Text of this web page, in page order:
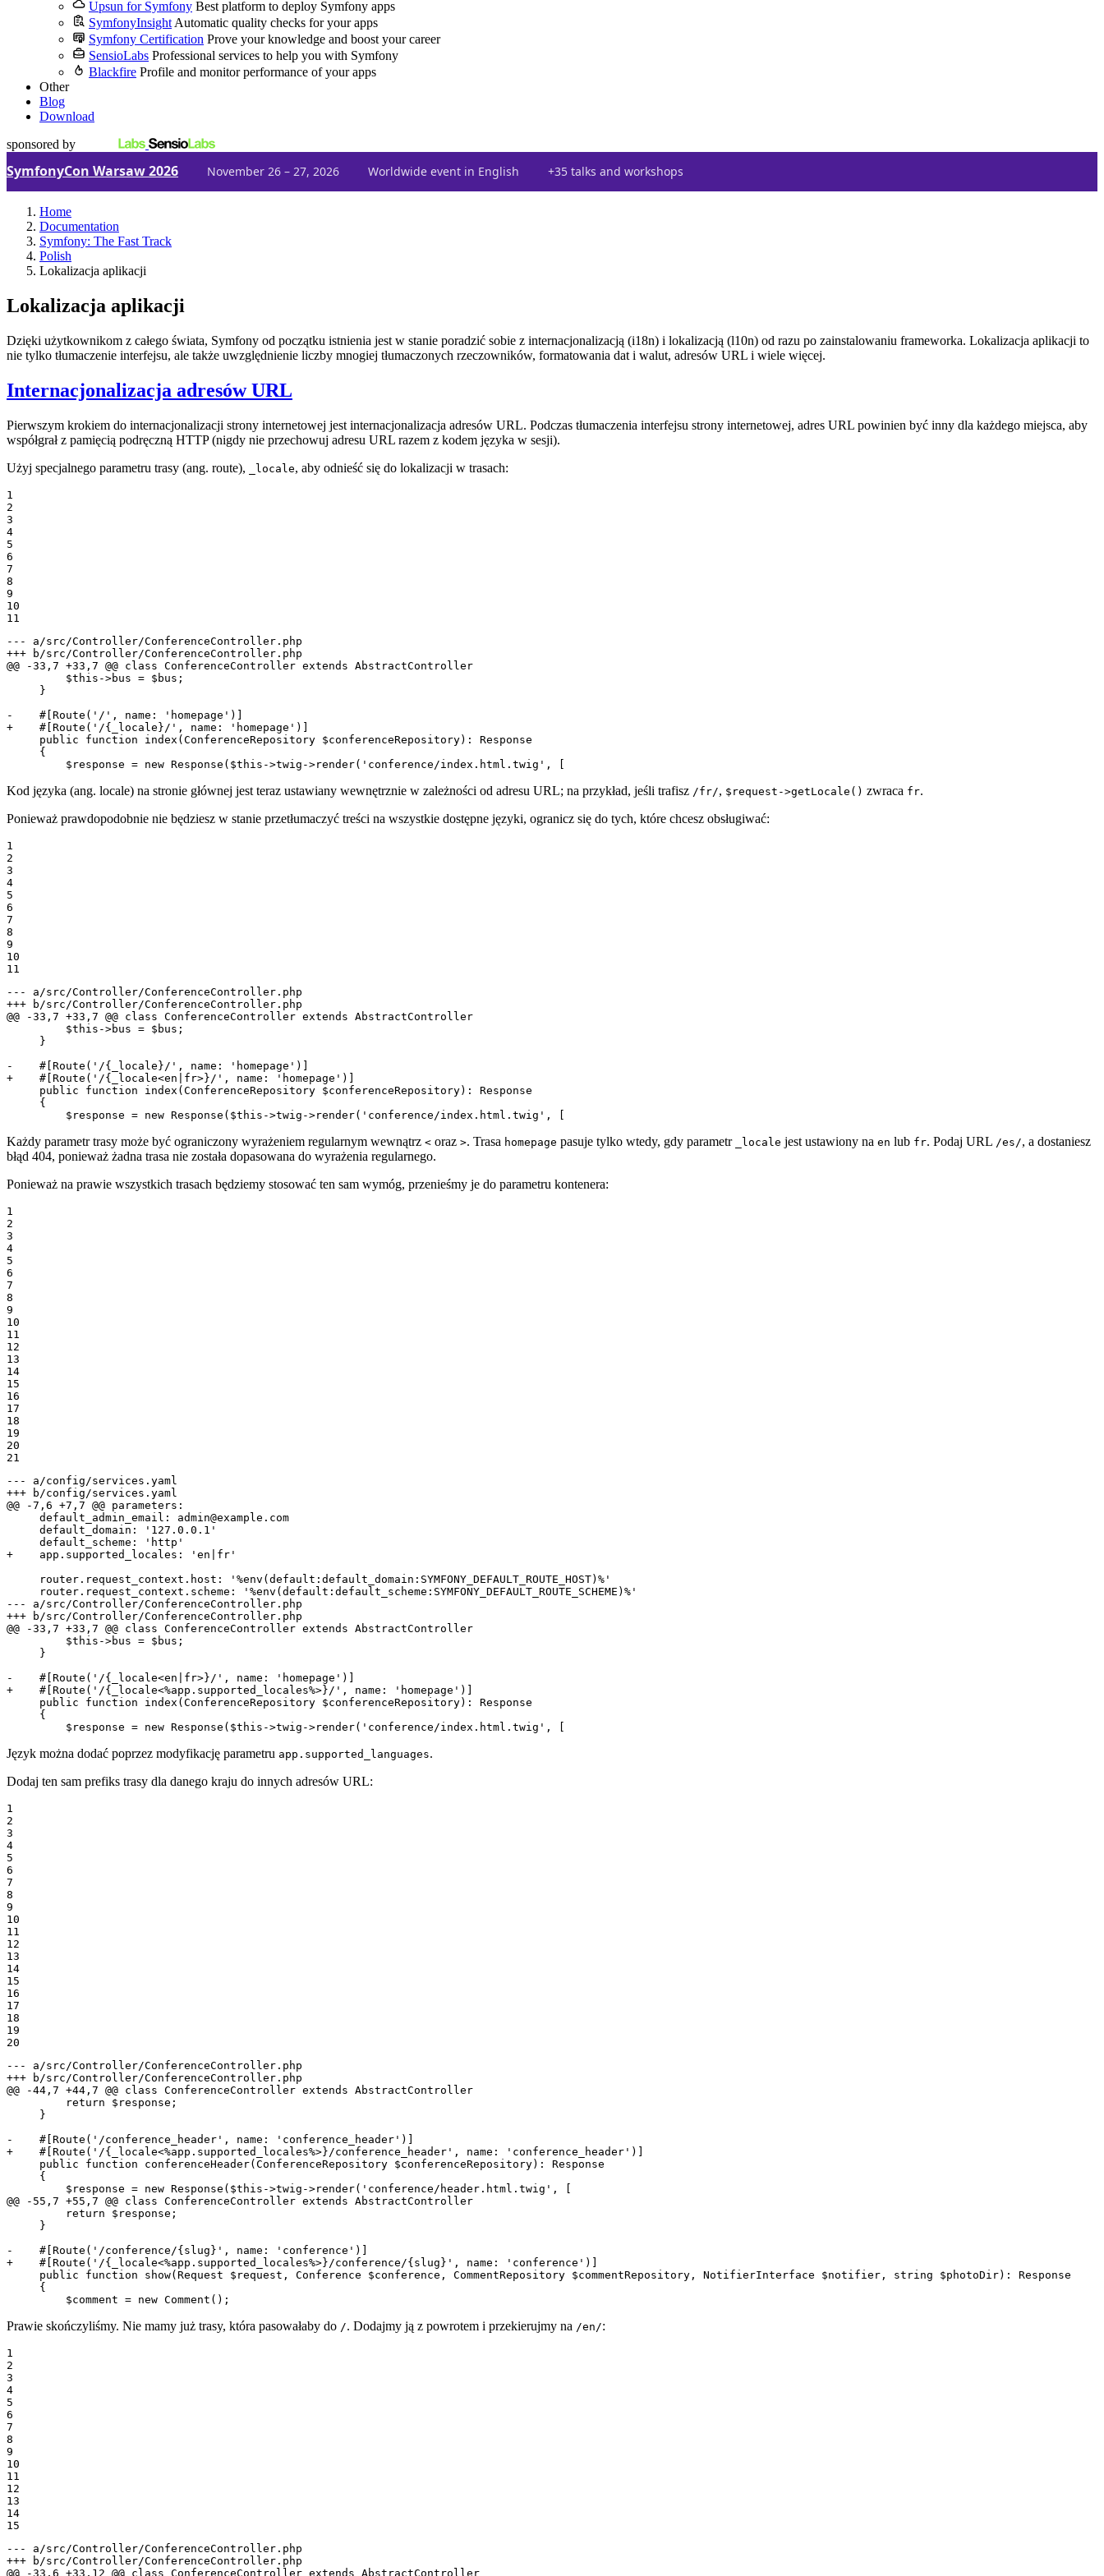
Upsun for Symfony Best platform to deploy Symfony apps
SymfonyInsight Automatic quality checks for your apps
Symfony Certification Prove your knowledge and boost your career
SensioLabs Professional services to help you with Symfony
Blackfire Profile and monitor performance of your apps
Other
Blog
Download
sponsored by
SymfonyCon Warsaw 2026 November 26 – 27, 2026 Worldwide event in English +35 talks and workshops
Home
Documentation
Symfony: The Fast Track
Polish
Lokalizacja aplikacji
Lokalizacja aplikacji
Dzięki użytkownikom z całego świata, Symfony od początku istnienia jest w stanie poradzić sobie z internacjonalizacją (i18n) i lokalizacją (l10n) od razu po zainstalowaniu frameworka. Lokalizacja aplikacji to
nie tylko tłumaczenie interfejsu, ale także uwzględnienie liczby mnogiej tłumaczonych rzeczowników, formatowania dat i walut, adresów URL i wiele więcej.
Internacjonalizacja adresów URL
Pierwszym krokiem do internacjonalizacji strony internetowej jest internacjonalizacja adresów URL. Podczas tłumaczenia interfejsu strony internetowej, adres URL powinien być inny dla każdego miejsca, aby
współgrał z pamięcią podręczną HTTP (nigdy nie przechowuj adresu URL razem z kodem języka w sesji).
Użyj specjalnego parametru trasy (ang. route),
_locale, aby odnieść się do lokalizacji w trasach:
1
2
3
4
5
6
7
8
9
10
11
--- a/src/Controller/ConferenceController.php
+++ b/src/Controller/ConferenceController.php
@@ -33,7 +33,7 @@ class ConferenceController extends AbstractController
         $this->bus = $bus;
     }
-    #[Route('/', name: 'homepage')]
+    #[Route('/{_locale}/', name: 'homepage')]
     public function index(ConferenceRepository $conferenceRepository): Response
     {
         $response = new Response($this->twig->render('conference/index.html.twig', [
Kod języka (ang. locale) na stronie głównej jest teraz ustawiany wewnętrznie w zależności od adresu URL; na przykład, jeśli trafisz /fr/, $request->getLocale() zwraca fr.
Ponieważ prawdopodobnie nie będziesz w stanie przetłumaczyć treści na wszystkie dostępne języki, ogranicz się do tych, które chcesz obsługiwać:
1
2
3
4
5
6
7
8
9
10
11
--- a/src/Controller/ConferenceController.php
+++ b/src/Controller/ConferenceController.php
@@ -33,7 +33,7 @@ class ConferenceController extends AbstractController
         $this->bus = $bus;
     }
-    #[Route('/{_locale}/', name: 'homepage')]
+    #[Route('/{_locale<en|fr>}/', name: 'homepage')]
     public function index(ConferenceRepository $conferenceRepository): Response
     {
         $response = new Response($this->twig->render('conference/index.html.twig', [
Każdy parametr trasy może być ograniczony wyrażeniem regularnym wewnątrz < oraz >. Trasa homepage pasuje tylko wtedy, gdy parametr _locale jest ustawiony na en lub fr. Podaj URL /es/, a dostaniesz
błąd 404, ponieważ żadna trasa nie została dopasowana do wyrażenia regularnego.
Ponieważ na prawie wszystkich trasach będziemy stosować ten sam wymóg, przenieśmy je do parametru kontenera:
1
2
3
4
5
6
7
8
9
10
11
12
13
14
15
16
17
18
19
20
21
--- a/config/services.yaml
+++ b/config/services.yaml
@@ -7,6 +7,7 @@ parameters:
     default_admin_email: admin@example.com
     default_domain: '127.0.0.1'
+    app.supported_locales: 'en|fr'
     router.request_context.host: '%env(default:default_domain:SYMFONY_DEFAULT_ROUTE_HOST)%'
--- a/src/Controller/ConferenceController.php
+++ b/src/Controller/ConferenceController.php
@@ -33,7 +33,7 @@ class ConferenceController extends AbstractController
         $this->bus = $bus;
     }
-    #[Route('/{_locale<en|fr>}/', name: 'homepage')]
+    #[Route('/{_locale<%app.supported_locales%>}/', name: 'homepage')]
     public function index(ConferenceRepository $conferenceRepository): Response
     {
         $response = new Response($this->twig->render('conference/index.html.twig', [
Język można dodać poprzez modyfikację parametru app.supported_languages.
Dodaj ten sam prefiks trasy dla danego kraju do innych adresów URL:
1
2
3
4
5
6
7
8
9
10
11
12
13
14
15
16
17
18
19
20
--- a/src/Controller/ConferenceController.php
+++ b/src/Controller/ConferenceController.php
@@ -44,7 +44,7 @@ class ConferenceController extends AbstractController
         return $response;
     }
-    #[Route('/conference_header', name: 'conference_header')]
+    #[Route('/{_locale<%app.supported_locales%>}/conference_header', name: 'conference_header')]
     public function conferenceHeader(ConferenceRepository $conferenceRepository): Response
     {
         $response = new Response($this->twig->render('conference/header.html.twig', [
@@ -55,7 +55,7 @@ class ConferenceController extends AbstractController
         return $response;
     }
-    #[Route('/conference/{slug}', name: 'conference')]
+    #[Route('/{_locale<%app.supported_locales%>}/conference/{slug}', name: 'conference')]
     public function show(Request $request, Conference $conference, CommentRepository $commentRepository, NotifierInterface $notifier, string $photoDir): Response
     {
         $comment = new Comment();
Prawie skończyliśmy. Nie mamy już trasy, która pasowałaby do /. Dodajmy ją z powrotem i przekierujmy na /en/:
1
2
3
4
5
6
7
8
9
10
11
12
13
14
15
--- a/src/Controller/ConferenceController.php
+++ b/src/Controller/ConferenceController.php
@@ -33,6 +33,12 @@ class ConferenceController extends AbstractController